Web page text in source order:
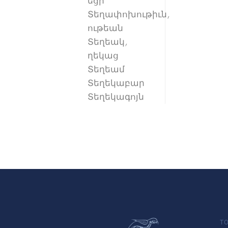
Տեղափոխութիւն,
ութեան
Տեղեակ,
ղեկաց
Տեղեամ
Տեղեկաբար
Տեղեկագոյն